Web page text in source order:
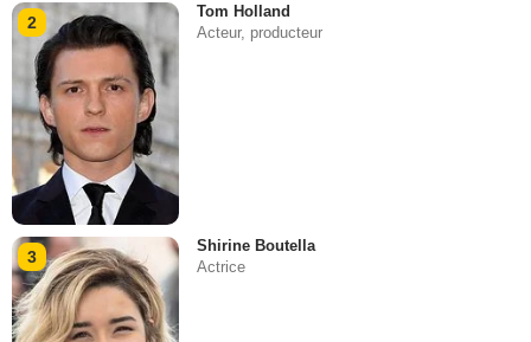
2
Tom Holland
Acteur, producteur
3
Shirine Boutella
Actrice